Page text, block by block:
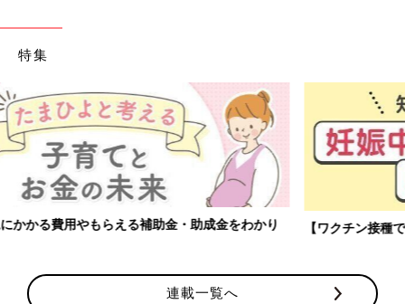
特集
【ワクチン接種できるものも】妊婦の感染症対策、知っておいて！
連載一覧へ